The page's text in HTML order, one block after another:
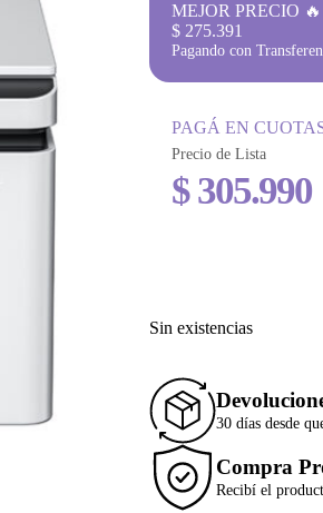
MEJOR PRECIO
$ 275.391
Pagando con
PAGÁ EN
Precio de Lista
$305.990
Sin existencias
30 días desde
Compra
Recibí el